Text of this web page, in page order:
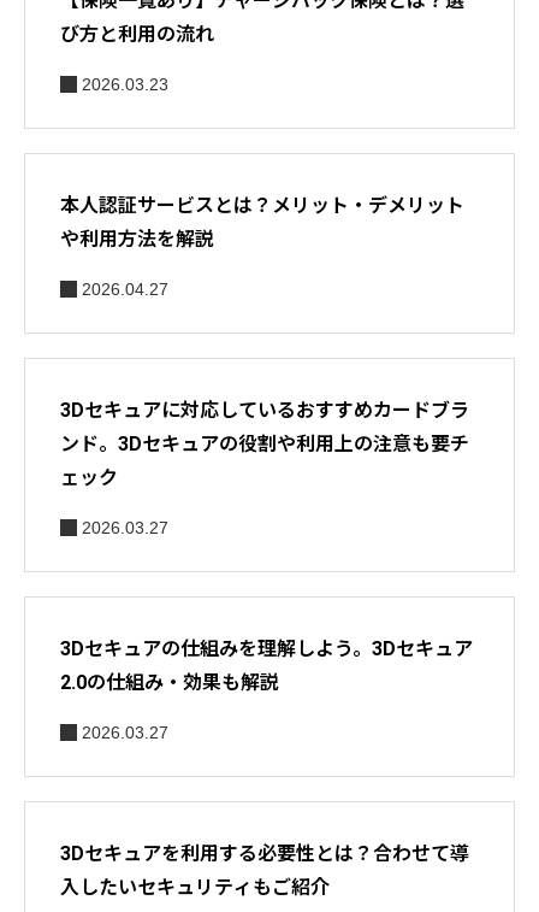
び方と利用の流れ
2026.03.23
本人認証サービスとは？メリット・デメリット
や利用方法を解説
2026.04.27
3Dセキュアに対応しているおすすめカードブラ
ンド。3Dセキュアの役割や利用上の注意も要チ
ェック
2026.03.27
3Dセキュアの仕組みを理解しよう。3Dセキュア
2.0の仕組み・効果も解説
2026.03.27
3Dセキュアを利用する必要性とは？合わせて導
入したいセキュリティもご紹介